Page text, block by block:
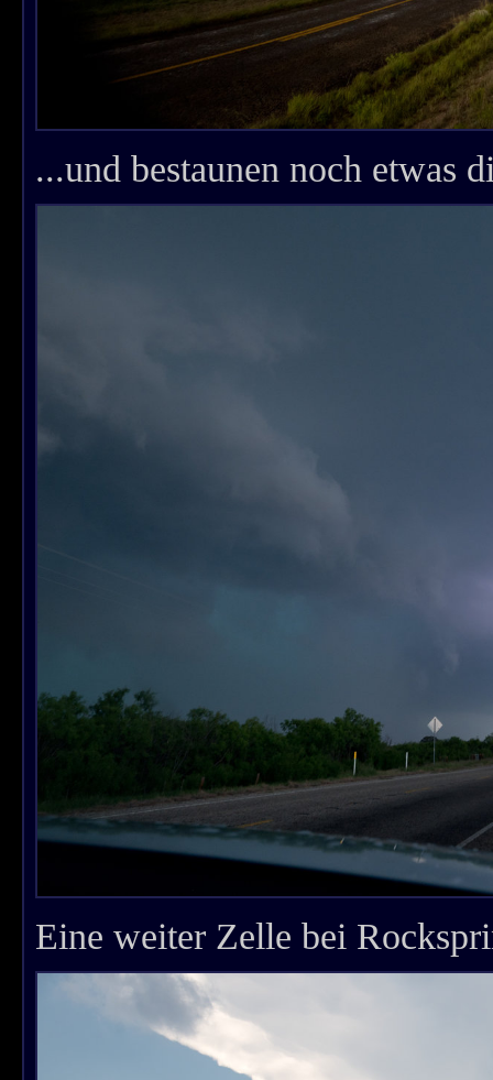
...und bestaunen noch etwas
Eine weiter Zelle bei